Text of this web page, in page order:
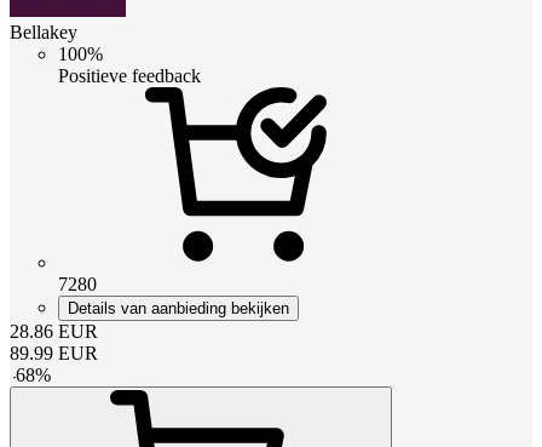
Bellakey
100%
Positieve feedback
7280
Details van aanbieding bekijken
28.86 EUR
89.99 EUR
-68%